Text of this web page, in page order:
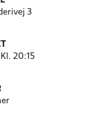
3
20:15